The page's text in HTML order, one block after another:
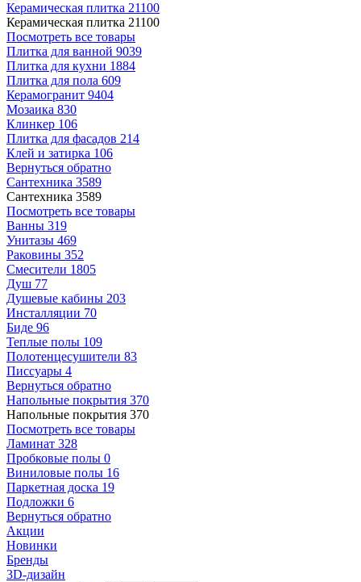
Керамическая плитка 21100
Керамическая плитка 21100
Посмотреть все товары
Плитка для ванной 9039
Плитка для кухни 1884
Плитка для пола 609
Керамогранит 9404
Мозаика 830
Клинкер 106
Плитка для фасадов 214
Клей и затирка 106
Вернуться обратно
Сантехника 3589
Сантехника 3589
Посмотреть все товары
Ванны 319
Унитазы 469
Раковины 352
Смесители 1805
Душ 77
Душевые кабины 203
Инсталляции 70
Биде 96
Теплые полы 109
Полотенцесушители 83
Писсуары 4
Вернуться обратно
Напольные покрытия 370
Напольные покрытия 370
Посмотреть все товары
Ламинат 328
Пробковые полы 0
Виниловые полы 16
Паркетная доска 19
Подложки 6
Вернуться обратно
Акции
Новинки
Бренды
3D-дизайн